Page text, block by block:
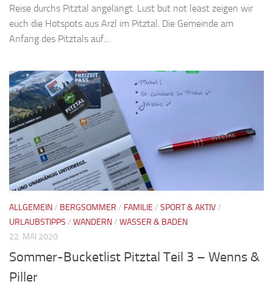
Reise durchs Pitztal angelangt. Lust but not least zeigen wir
euch die Hotspots aus Arzl im Pitztal. Die Gemeinde am
Anfang des Pitztals auf...
ALLGEMEIN/ BERGSOMMER / FAMILIE / SPORT & AKTIV/
URLAUBSTIPPS / WANDERN/ WASSER & BADEN
22. MAI 2020
Sommer-Bucketlist Pitztal Teil 3 – Wenns &
Piller